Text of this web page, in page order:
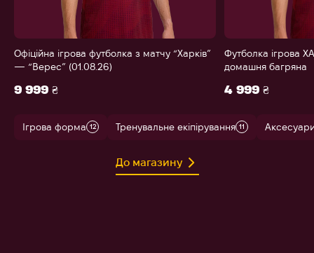
Офіційна ігрова футболка з матчу “Харків”
— “Верес” (01.08.26)
9 999 ₴
Футболка ігрова
домашня багряна
4 999 ₴
Ігрова форма 12 Тренувальне екіпірування 11
До магазину